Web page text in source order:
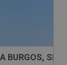
BURGOS, SN